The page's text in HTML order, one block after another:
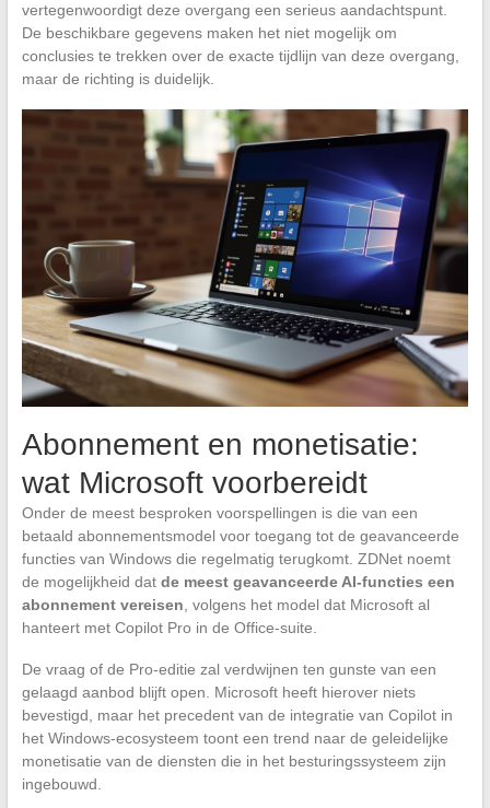
vertegenwoordigt deze overgang een serieus aandachtspunt.
De beschikbare gegevens maken het niet mogelijk om
conclusies te trekken over de exacte tijdlijn van deze overgang,
maar de richting is duidelijk.
Abonnement en monetisatie:
wat Microsoft voorbereidt
Onder de meest besproken voorspellingen is die van een
betaald abonnementsmodel voor toegang tot de geavanceerde
functies van Windows die regelmatig terugkomt. ZDNet noemt
de mogelijkheid dat de meest geavanceerde AI-functies een
abonnement vereisen, volgens het model dat Microsoft al
hanteert met Copilot Pro in de Office-suite.
De vraag of de Pro-editie zal verdwijnen ten gunste van een
gelaagd aanbod blijft open. Microsoft heeft hierover niets
bevestigd, maar het precedent van de integratie van Copilot in
het Windows-ecosysteem toont een trend naar de geleidelijke
monetisatie van de diensten die in het besturingssysteem zijn
ingebouwd.